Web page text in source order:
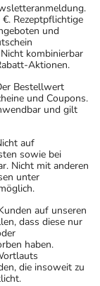
Rezeptpflichtige
und
kombinierbar
Aktionen.
Bestellwert
und Coupons.
und gilt
auf
sowie bei
Nicht mit anderen
unter
auf unseren
dass diese nur
haben.
die insoweit zu